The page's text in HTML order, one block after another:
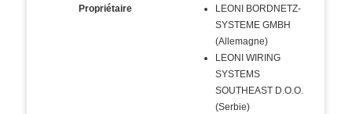
Propriétaire
LEONI BORDNETZ-
SYSTEME GMBH
(Allemagne)
LEONI WIRING
SYSTEMS
SOUTHEAST D.O.O.
(Serbie)